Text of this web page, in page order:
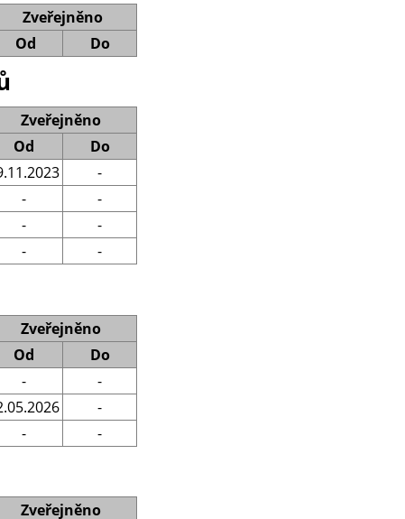
Zveřejněno
Od
Do
Zveřejněno
Od
Do
-
-
-
-
-
- -
Zveřejněno
Od
Do
-
-
-
- -
Zveřejněno